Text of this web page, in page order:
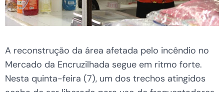
A reconstrução da área afetada pelo incêndio no
Mercado da Encruzilhada segue em ritmo forte.
Nesta quinta-feira (7), um dos trechos atingidos